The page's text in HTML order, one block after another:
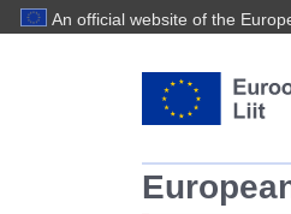
An official website of the